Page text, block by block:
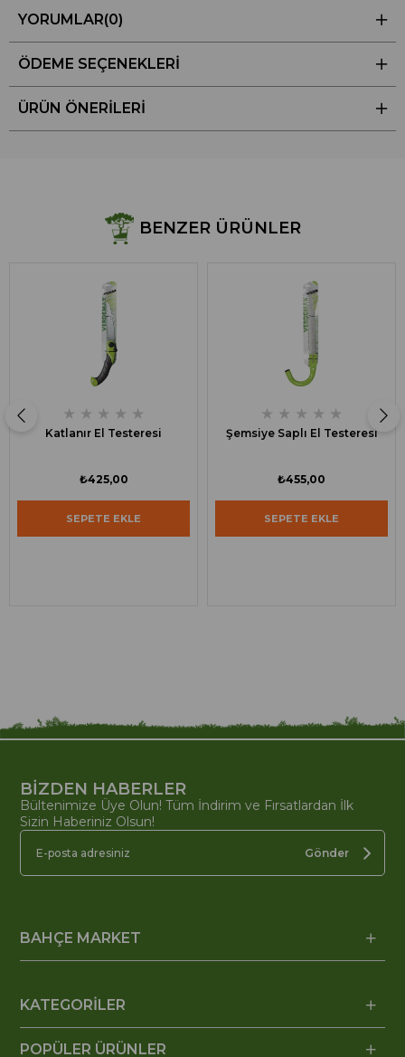
YORUMLAR(0)
ÖDEME SEÇENEKLERI
ÜRÜN ÖNERILERI
BENZER ÜRÜNLER
★ ★ ★ ★ ★
Katlanır El Testeresi
₺425,00
SEPETE EKLE
★ ★ ★ ★ ★
Şemsiye Saplı El Testeresi
₺455,00
SEPETE EKLE
BİZDEN HABERLER
Bültenimize Üye Olun! Tüm İndirim ve Fırsatlardan İlk
Sizin Haberiniz Olsun!
Gönder
BAHÇE MARKET
KATEGORİLER
POPÜLER ÜRÜNLER